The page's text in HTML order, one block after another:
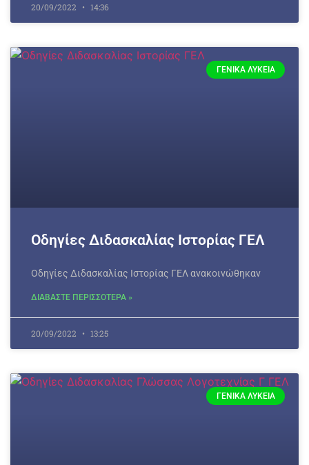
20/09/2022 14:36
ΓΕΝΙΚΆ ΛΎΚΕΙΑ
Οδηγίες Διδασκαλίας Ιστορίας ΓΕΛ
Οδηγίες Διδασκαλίας Ιστορίας ΓΕΛ ανακοινώθηκαν
ΔΙΑΒΑΣΤΕ ΠΕΡΙΣΣΟΤΕΡΑ »
20/09/2022 13:25
ΓΕΝΙΚΆ ΛΎΚΕΙΑ